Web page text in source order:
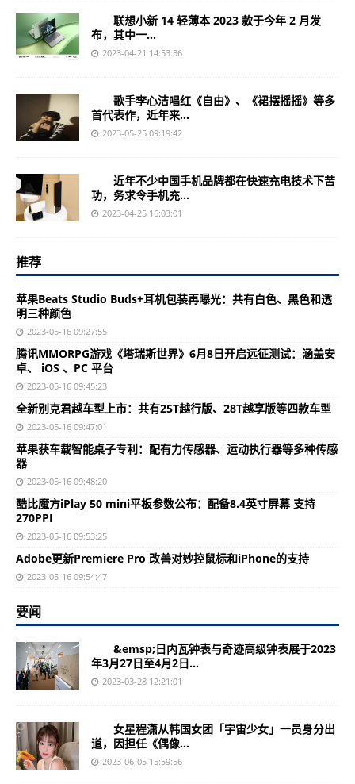
联想小新 14 轻薄本 2023 款于今年 2 月发
布，其中一...
2023-04-21 14:53:36
歌手李心洁唱红《自由》、《裙摆摇摇》等多
首代表作，近年来...
2023-05-25 09:19:42
近年不少中国手机品牌都在快速充电技术下苦
功，务求令手机充...
2023-04-25 16:03:01
推荐
苹果Beats Studio Buds+耳机包装再曝光：共有白色、黑色和透
明三种颜色
2023-05-16 09:27:55
腾讯MMORPG游戏《塔瑞斯世界》6月8日开启远征测试：涵盖安
卓、 iOS 、PC 平台
2023-05-16 09:45:23
全新别克君越车型上市：共有25T越行版、28T越享版等四款车型
2023-05-16 09:47:01
苹果获车载智能桌子专利：配有力传感器、运动执行器等多种传感
器
2023-05-16 09:48:20
酷比魔方iPlay 50 mini平板参数公布：配备8.4英寸屏幕 支持
270PPI
2023-05-16 09:53:25
Adobe更新Premiere Pro 改善对妙控鼠标和iPhone的支持
2023-05-16 09:54:47
要闻
&emsp;日内瓦钟表与奇迹高级钟表展于2023
年3月27日至4月2日...
2023-03-28 12:21:01
女星程潇从韩国女团「宇宙少女」一员身分出
道，因担任《偶像...
2023-06-05 15:59:56